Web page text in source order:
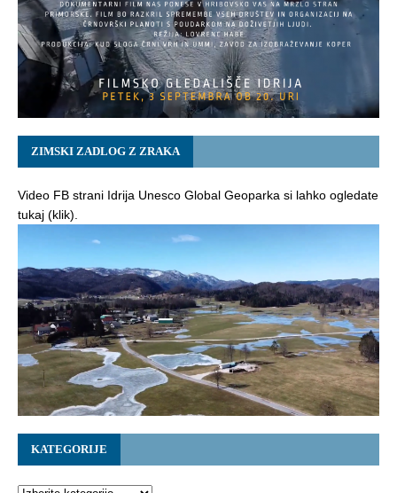
ZIMSKI ZADLOG Z ZRAKA
Video FB strani Idrija Unesco Global Geoparka si lahko ogledate
tukaj (klik).
KATEGORIJE